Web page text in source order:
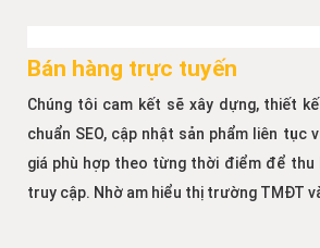
Bán hàng trực tuyến
Chúng tôi cam kết sẽ xây dựng, thiết
chuẩn SEO, cập nhật sản phẩm liên tục
giá phù hợp theo từng thời điểm để
truy cập. Nhờ am hiểu thị trường TMĐT